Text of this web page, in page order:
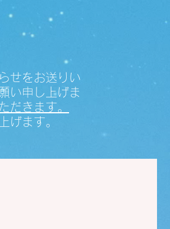
せをお送りい
い申し上げま
だきます。
げます。